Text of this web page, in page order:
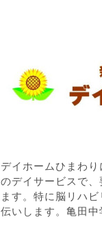
デイホームひまわ
のデイサービスで
ます。特に脳リハ
伝いします。亀田中